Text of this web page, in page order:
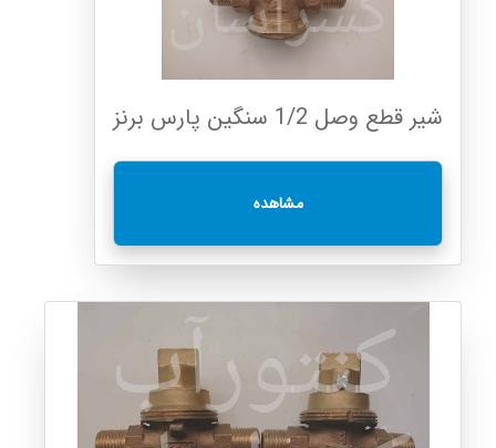
شیر قطع وصل 1/2 سنگین پارس برنز
مشاهده